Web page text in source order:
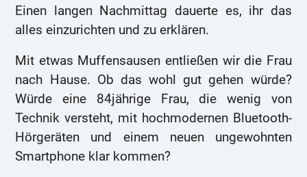
Einen langen Nachmittag dauerte es, ihr das
alles einzurichten und zu erklären.
Mit etwas Muffensausen entließen wir die Frau
nach Hause. Ob das wohl gut gehen würde?
Würde eine 84jährige Frau, die wenig von
Technik versteht, mit hochmodernen Bluetooth-
Hörgeräten und einem neuen ungewohnten
Smartphone klar kommen?